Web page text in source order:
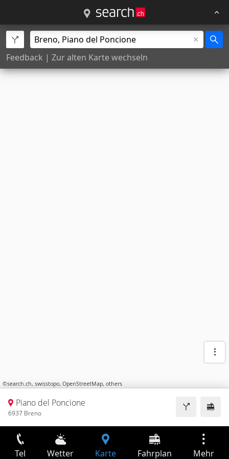
Feedback | Zur alten Karte wechseln
©search.ch, swisstopo, OpenStreetMap, others
Piano del Poncione
6937 Breno
Tel Wetter Karte Fahrplan Mehr